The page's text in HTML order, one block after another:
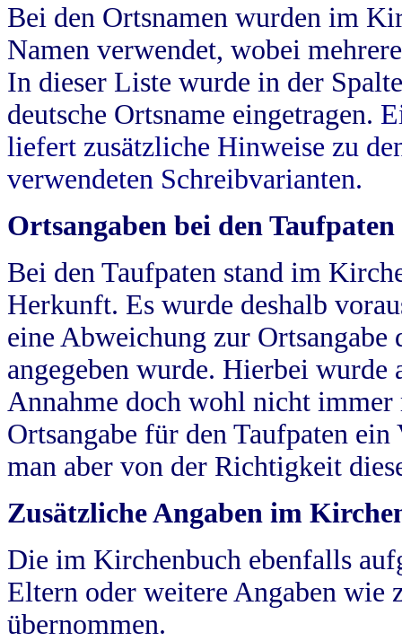
Bei den Ortsnamen wurden im
Namen verwendet, wobei
In dieser Liste wurde in der
deutsche Ortsname eingetragen.
liefert zusätzliche Hinweise zu
verwendeten Schreibvarianten.
Ortsangaben bei den Taufpaten
Bei den Taufpaten stand im
Herkunft. Es wurde deshalb
eine Abweichung zur
angegeben wurde. Hierbei wurde
Annahme doch wohl nicht
Ortsangabe für den Taufpaten
man aber von der Richtigkeit
Zusätzliche Angaben im
Die im Kirchenbuch ebenfalls
Eltern oder weitere Angaben wie
übernommen.